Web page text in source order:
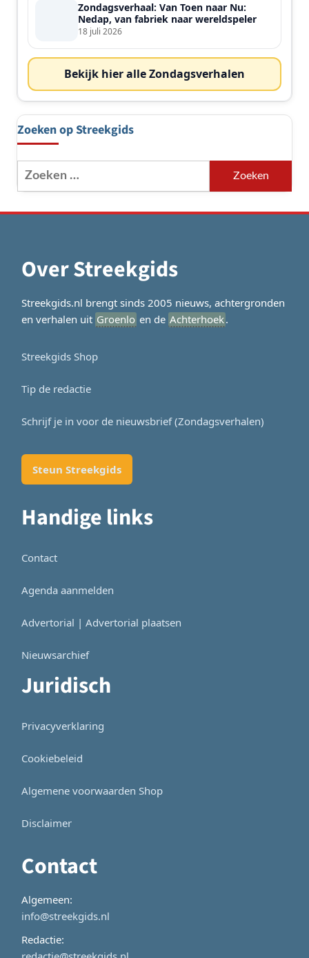
Zondagsverhaal: Van Toen naar Nu:
Nedap, van fabriek naar wereldspeler
18 juli 2026
Bekijk hier alle Zondagsverhalen
Zoeken op Streekgids
Zoeken
naar:
Over Streekgids
Streekgids.nl brengt sinds 2005 nieuws, achtergronden
en verhalen uit Groenlo en de Achterhoek.
Streekgids Shop
Tip de redactie
Schrijf je in voor de nieuwsbrief (Zondagsverhalen)
Steun Streekgids
Handige links
Contact
Agenda aanmelden
Advertorial | Advertorial plaatsen
Nieuwsarchief
Juridisch
Privacyverklaring
Cookiebeleid
Algemene voorwaarden Shop
Disclaimer
Contact
Algemeen:
info@streekgids.nl
Redactie: